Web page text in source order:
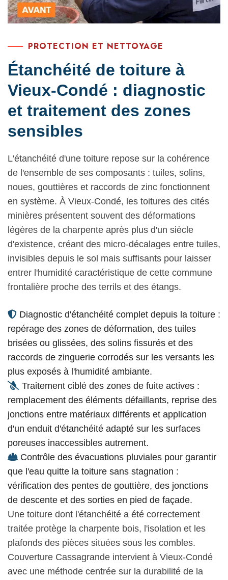
PROTECTION ET NETTOYAGE
Étanchéité de toiture à
Vieux-Condé : diagnostic
et traitement des zones
sensibles
L'étanchéité d'une toiture repose sur la cohérence
de l'ensemble de ses composants : tuiles, solins,
noues, gouttières et raccords de zinc fonctionnent
en système. À Vieux-Condé, les toitures des cités
minières présentent souvent des déformations
légères de la charpente après plus d'un siècle
d'existence, créant des micro-décalages entre tuiles,
invisibles depuis le sol mais suffisants pour laisser
entrer l'humidité caractéristique de cette commune
frontalière proche des terrils et des étangs.
Diagnostic d'étanchéité complet depuis la toiture :
repérage des zones de déformation, des tuiles
brisées ou glissées, des solins fissurés et des
raccords de zinguerie corrodés sur les versants les
plus exposés à l'humidité ambiante.
Traitement ciblé des zones de fuite actives :
remplacement des éléments défaillants, reprise des
jonctions entre matériaux différents et application
d'un enduit d'étanchéité adapté sur les surfaces
poreuses inaccessibles autrement.
Contrôle des évacuations pluviales pour garantir
que l'eau quitte la toiture sans stagnation :
vérification des pentes de gouttière, des jonctions
de descente et des sorties en pied de façade.
Une toiture dont l'étanchéité a été correctement
traitée protège la charpente bois, l'isolation et les
plafonds des pièces situées sous les combles.
Couverture Cassagrande intervient à Vieux-Condé
avec une méthode centrée sur la durabilité de la